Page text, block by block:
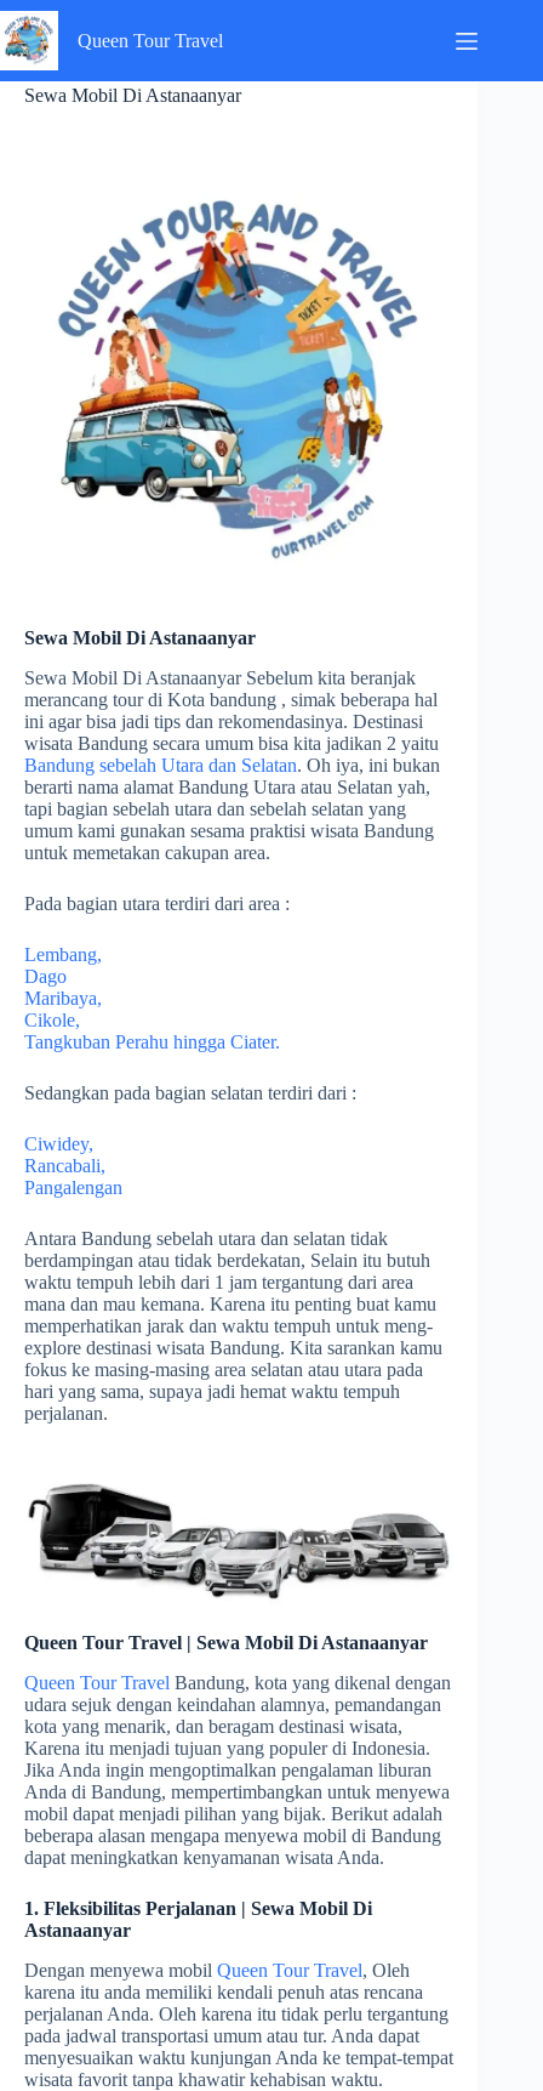
Skip
to
content
Queen Tour Travel
Sewa Mobil Di Astanaanyar
Sewa Mobil Di Astanaanyar
Sewa Mobil Di Astanaanyar Sebelum kita beranjak
merancang tour di Kota bandung , simak beberapa hal
ini agar bisa jadi tips dan rekomendasinya. Destinasi
wisata Bandung secara umum bisa kita jadikan 2 yaitu
Bandung sebelah Utara dan Selatan. Oh iya, ini bukan
berarti nama alamat Bandung Utara atau Selatan yah,
tapi bagian sebelah utara dan sebelah selatan yang
umum kami gunakan sesama praktisi wisata Bandung
untuk memetakan cakupan area.
Pada bagian utara terdiri dari area :
Lembang,
Dago
Maribaya,
Cikole,
Tangkuban Perahu hingga Ciater.
Sedangkan pada bagian selatan terdiri dari :
Ciwidey,
Rancabali,
Pangalengan
Antara Bandung sebelah utara dan selatan tidak
berdampingan atau tidak berdekatan, Selain itu butuh
waktu tempuh lebih dari 1 jam tergantung dari area
mana dan mau kemana. Karena itu penting buat kamu
memperhatikan jarak dan waktu tempuh untuk meng-
explore destinasi wisata Bandung. Kita sarankan kamu
fokus ke masing-masing area selatan atau utara pada
hari yang sama, supaya jadi hemat waktu tempuh
perjalanan.
Queen Tour Travel | Sewa Mobil Di Astanaanyar
Queen Tour Travel Bandung, kota yang dikenal dengan
udara sejuk dengan keindahan alamnya, pemandangan
kota yang menarik, dan beragam destinasi wisata,
Karena itu menjadi tujuan yang populer di Indonesia.
Jika Anda ingin mengoptimalkan pengalaman liburan
Anda di Bandung, mempertimbangkan untuk menyewa
mobil dapat menjadi pilihan yang bijak. Berikut adalah
beberapa alasan mengapa menyewa mobil di Bandung
dapat meningkatkan kenyamanan wisata Anda.
1. Fleksibilitas Perjalanan | Sewa Mobil Di
Astanaanyar
Dengan menyewa mobil Queen Tour Travel, Oleh
karena itu anda memiliki kendali penuh atas rencana
perjalanan Anda. Oleh karena itu tidak perlu tergantung
pada jadwal transportasi umum atau tur. Anda dapat
menyesuaikan waktu kunjungan Anda ke tempat-tempat
wisata favorit tanpa khawatir kehabisan waktu.